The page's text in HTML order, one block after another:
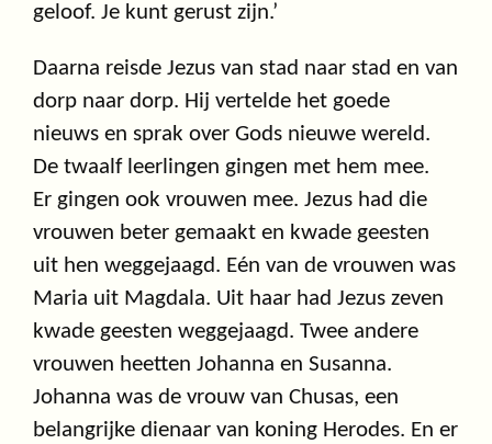
geloof. Je kunt gerust zijn.’
Daarna reisde Jezus van stad naar stad en van
dorp naar dorp. Hij vertelde het goede
nieuws en sprak over Gods nieuwe wereld.
De twaalf leerlingen gingen met hem mee.
Er gingen ook vrouwen mee. Jezus had die
vrouwen beter gemaakt en kwade geesten
uit hen weggejaagd. Eén van de vrouwen was
Maria uit Magdala. Uit haar had Jezus zeven
kwade geesten weggejaagd. Twee andere
vrouwen heetten Johanna en Susanna.
Johanna was de vrouw van Chusas, een
belangrijke dienaar van koning Herodes. En er